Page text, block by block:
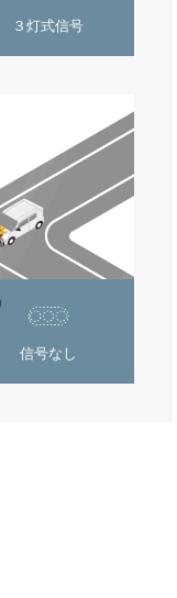
３灯式信号
信号なし